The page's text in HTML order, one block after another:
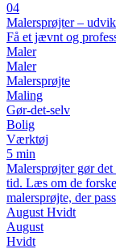
04
Malersprøjter –
Få et jævnt og
Maler
Maler
Malersprøjte
Maling
Gør-det-selv
Bolig
Værktøj
5 min
Malersprøjter gør det
tid. Læs om de
malersprøjte, der
August Hvidt
August
Hvidt